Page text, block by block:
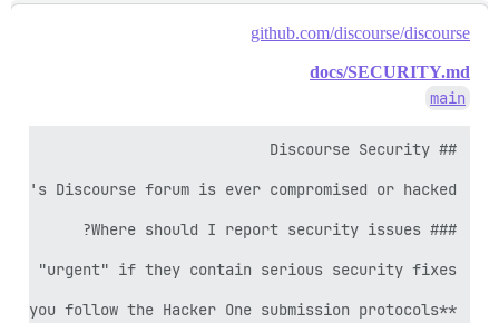
github.com/discourse/discourse
docs/SECURITY.md
main